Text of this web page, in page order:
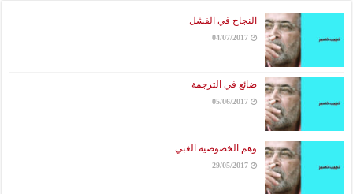
النجاح في الفشل
04/07/2017
ضائع في الترجمة
05/06/2017
وهم الخصوصية الغبي
29/05/2017